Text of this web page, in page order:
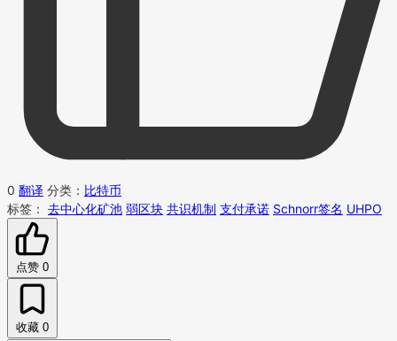
0 翻译 分类： 比特币
标签： 去中心化矿池 弱区块 共识机制 支付承诺 Schnorr签名 UHPO
点赞 0
收藏 0